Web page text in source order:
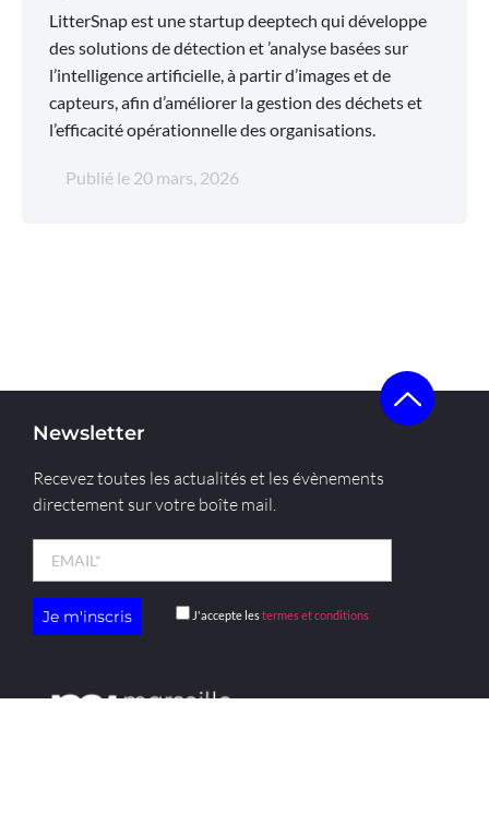
LitterSnap est une startup deeptech qui développe
des solutions de détection et ’analyse basées sur
l’intelligence artificielle, à partir d’images et de
capteurs, afin d’améliorer la gestion des déchets et
l’efficacité opérationnelle des organisations.
Publié le 20 mars, 2026
Newsletter
Recevez toutes les actualités et les évènements
directement sur votre boîte mail.
J'accepte lestermes et conditions